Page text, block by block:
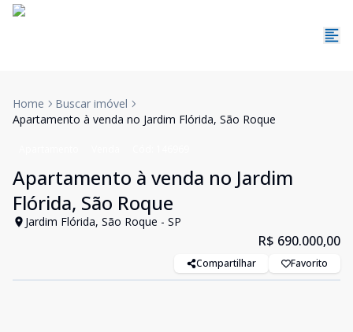
Home
Buscar imóvel
Apartamento à venda no Jardim Flórida, São Roque
Apartamento à venda no Jardim
Flórida, São Roque
Jardim Flórida, São Roque - SP
R$ 690.000,00
Compartilhar Favorito